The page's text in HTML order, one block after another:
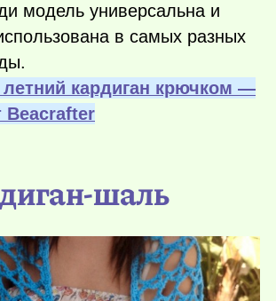
модель универсальна и
в самых разных
летний кардиган крючком —
Вeacrafter
шаль